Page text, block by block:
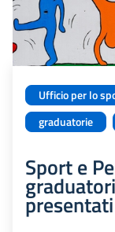
Ufficio per lo
graduatorie
Sport e
presentati